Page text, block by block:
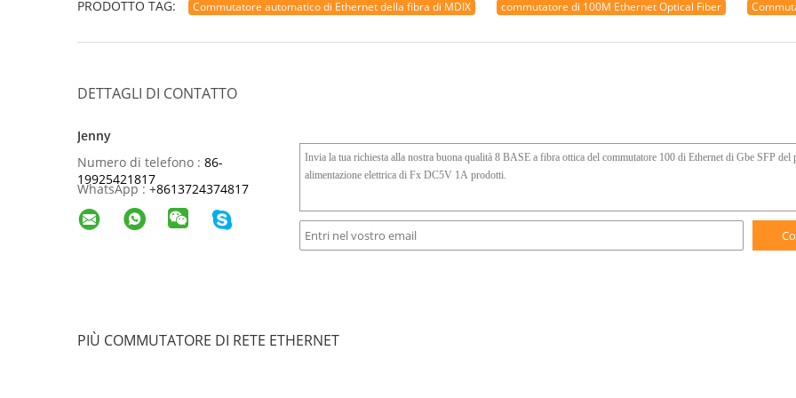
PRODOTTO TAG: Commutatore automatico di Ethernet della fibra di MDIX commutatore di 100M Ethernet Optical Fiber
DETTAGLI DI CONTATTO
Jenny
Numero di telefono : 86-
19925421817
WhatsApp : +8613724374817
PIÙ COMMUTATORE DI RETE ETHERNET